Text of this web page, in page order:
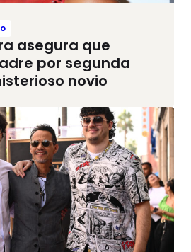
asegura que
por segunda
novio